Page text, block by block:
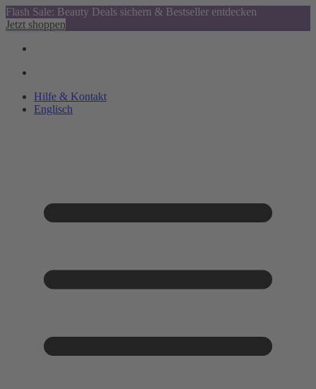
Flash Sale: Beauty Deals sichern & Bestseller entdecken
Jetzt shoppen
Hilfe & Kontakt
Englisch